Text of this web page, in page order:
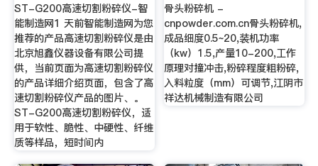
ST-G200高速切割粉碎仪-智
能制造网1 天前智能制造网为您
推荐的产品高速切割粉碎仪是由
北京旭鑫仪器设备有限公司提
供，当前页面为高速切割粉碎仪
的产品详细介绍页面，包含了高
速切割粉碎仪产品的图片、。
ST-G200高速切割粉碎仪，适
用于软性、脆性、中硬性、纤维
质等样品，短时间内
骨头粉碎机 -
cnpowder.com.cn骨头粉碎机,
成品细度0.5~20,装机功率
（kw）1.5,产量10-200,工作
原理对撞冲击,粉碎程度粗粉碎,
入料粒度（mm）可调节,江阴市
祥达机械制造有限公司